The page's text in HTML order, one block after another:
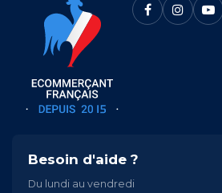
Besoin d'aide ?
Du lundi au vendredi